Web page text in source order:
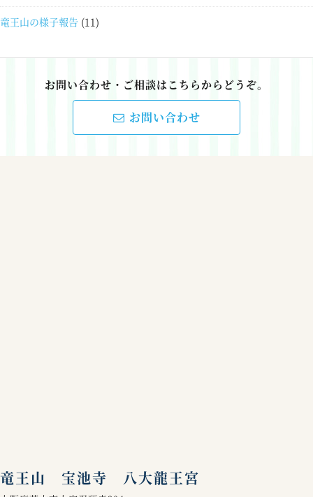
竜王山の様子報告 (11)
お問い合わせ・ご相談はこちらからどうぞ。
お問い合わせ
竜王山 宝池寺 八大龍王宮